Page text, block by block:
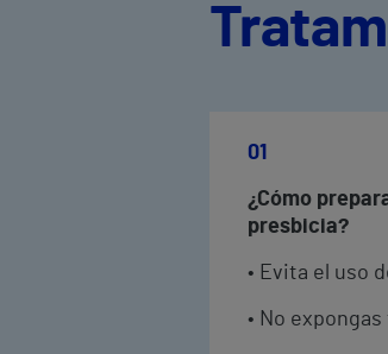
01
¿Cómo
presbicia?
• Evita el uso
• No